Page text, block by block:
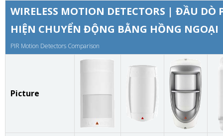
WIRELESS MOTION DETECTORS | ĐẦU DÒ
HIỆN CHUYỂN ĐỘNG BẰNG HỒNG NGOẠI
PIR Motion Detectors Comparison
Picture